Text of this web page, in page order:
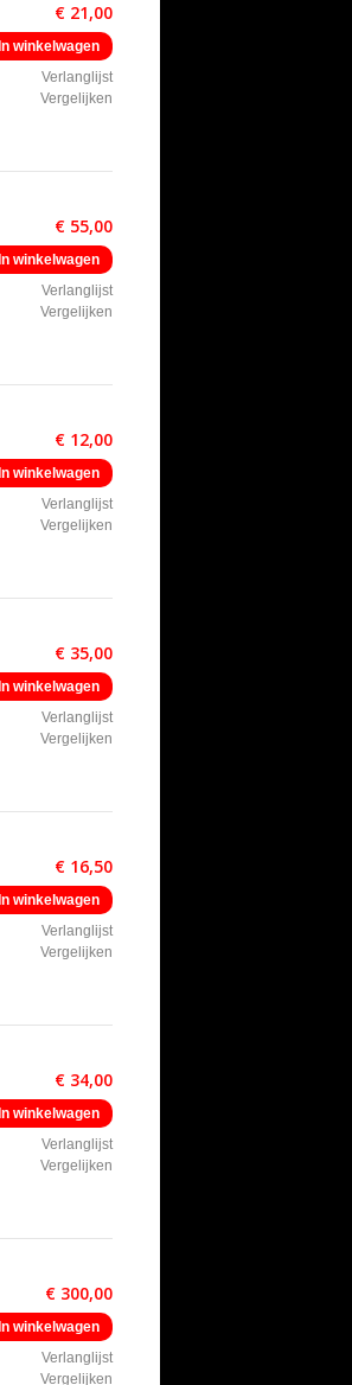
€ 21,00
In winkelwagen
Verlanglijst
Vergelijken
€ 55,00
In winkelwagen
Verlanglijst
Vergelijken
€ 12,00
In winkelwagen
Verlanglijst
Vergelijken
€ 35,00
In winkelwagen
Verlanglijst
Vergelijken
€ 16,50
In winkelwagen
Verlanglijst
Vergelijken
€ 34,00
In winkelwagen
Verlanglijst
Vergelijken
€ 300,00
In winkelwagen
Verlanglijst
Vergelijken